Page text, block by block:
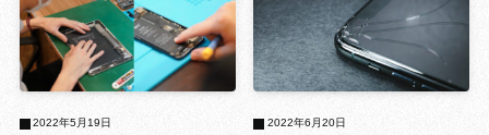
2022年5月19日 2022年6月20日